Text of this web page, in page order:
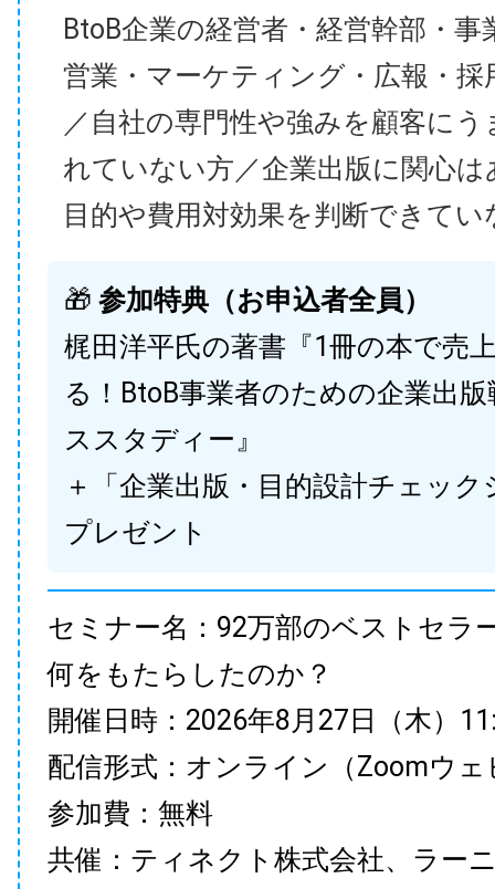
BtoB企業の経営者・経営幹部・事
営業・マーケティング・広報・採
／自社の専門性や強みを顧客に
れていない方／企業出版に関心
目的や費用対効果を判断できてい
🎁 参加特典（お申込者全員）
梶田洋平氏の著書『1冊の本で売
る！BtoB事業者のための企業出
ススタディー』
＋「企業出版・目的設計チェック
プレゼント
セミナー名：92万部のベストセラ
何をもたらしたのか？
開催日時：2026年8月27日（木）
配信形式：オンライン（Zoomウェ
参加費：無料
共催：ティネクト株式会社、ラー